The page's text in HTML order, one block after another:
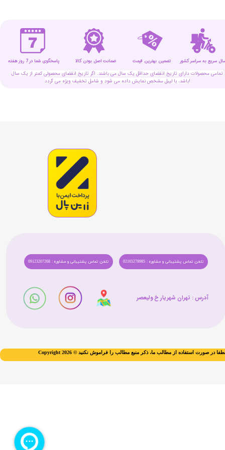
تمامی محصولات دارای تاریخ انقضای حداقل یک سال می باشند. اگر تاریخ انقضای محصولی کمتر از یک سال
باشد، با لیبل مشخص نمایش داده می شود و شامل تخفیف ویژه می گردد!
ضمانت اصل بودن کالا تضمین بهترین قیمت پاسخگوی شما در 7 روز هفته سریع به سراسر کشور
تلفن تماس پشتیبانی و مشاوره : 09123207268 تلفن تماس پشتیبانی و مشاوره : 02165278985
آدرس : تهران شهریار خ ولیعصر​​​​​​​